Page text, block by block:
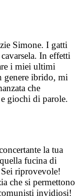
Simone. I gatti
In effetti
i miei ultimi
genere ibrido, mi
che
giochi di parole.
la tua
fucina di
Sei riprovevole!
che si permettono
invidiosi!